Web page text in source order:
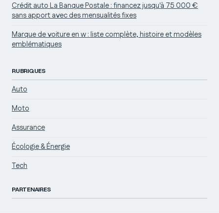
Crédit auto La Banque Postale : financez jusqu'à 75 000 €
sans apport avec des mensualités fixes
Marque de voiture en w : liste complète, histoire et modèles
emblématiques
RUBRIQUES
Auto
Moto
Assurance
Écologie & Énergie
Tech
PARTENAIRES